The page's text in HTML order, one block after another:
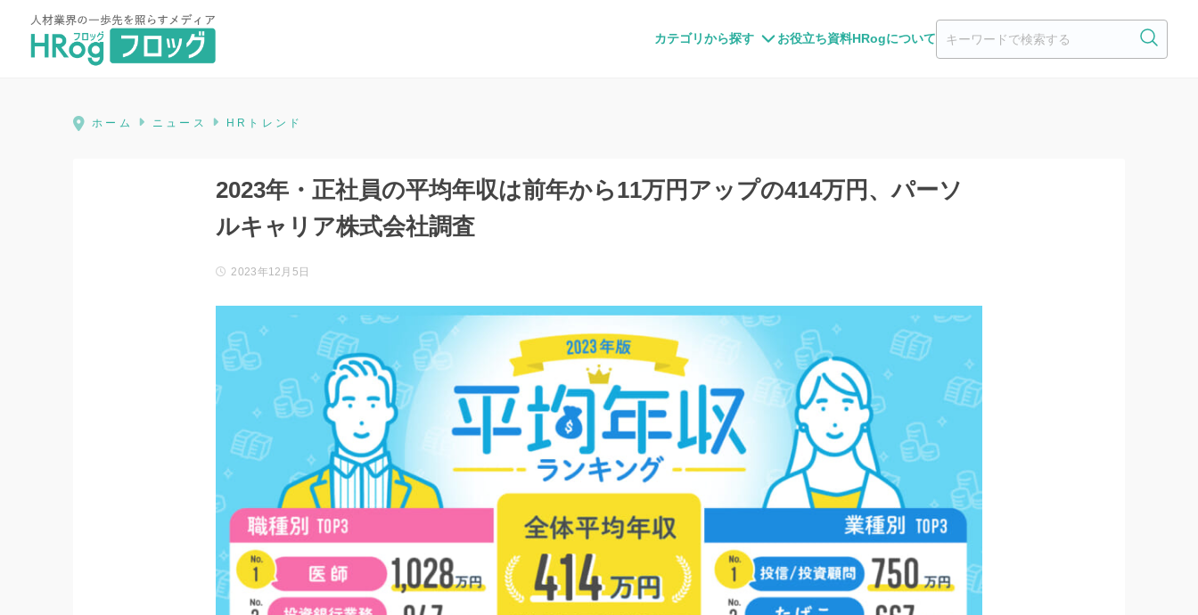
カテゴリから探す お役立ち資料HRogについて
HRog | 人材業界の一歩先を照らすメディア
ホーム ニュース HRトレンド
2023年・正社員の平均年収は前年から11万円アップの414万円、パーソ
ルキャリア株式会社調査
2023年12月5日